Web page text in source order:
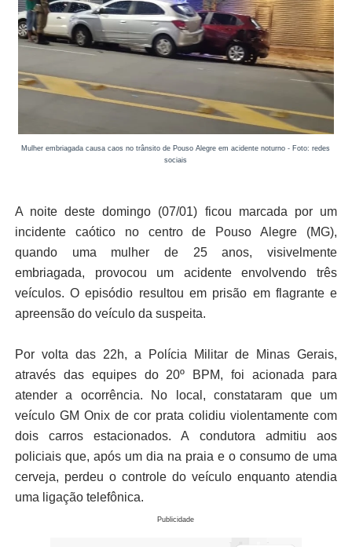
Mulher embriagada causa caos no trânsito de Pouso Alegre em acidente noturno - Foto: redes
sociais
A noite deste domingo (07/01) ficou marcada por um
incidente caótico no centro de Pouso Alegre (MG),
quando uma mulher de 25 anos, visivelmente
embriagada, provocou um acidente envolvendo três
veículos. O episódio resultou em prisão em flagrante e
apreensão do veículo da suspeita.
Por volta das 22h, a Polícia Militar de Minas Gerais,
através das equipes do 20º BPM, foi acionada para
atender a ocorrência. No local, constataram que um
veículo GM Onix de cor prata colidiu violentamente com
dois carros estacionados. A condutora admitiu aos
policiais que, após um dia na praia e o consumo de uma
cerveja, perdeu o controle do veículo enquanto atendia
uma ligação telefônica.
Publicidade